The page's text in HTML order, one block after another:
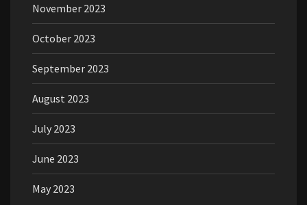
November 2023
October 2023
September 2023
August 2023
July 2023
June 2023
May 2023